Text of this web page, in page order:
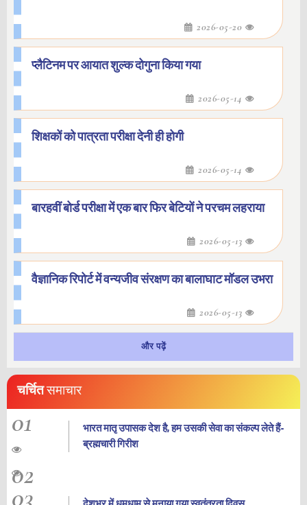
2026-05-20
प्लैटिनम पर आयात शुल्क दोगुना किया गया
2026-05-14
शिक्षकों को पात्रता परीक्षा देनी ही होगी
2026-05-14
बारहवीं बोर्ड परीक्षा में एक बार फिर बेटियों ने परचम लहराया
2026-05-13
वैज्ञानिक रिपोर्ट में वन्यजीव संरक्षण का बालाघाट मॉडल उभरा
2026-05-13
और पढ़ें
चर्चितसमाचार
01
भारत मातृ उपासक देश है, हम उसकी सेवा का संकल्प लेते हैं-
ब्रह्मचारी गिरीश
02
03